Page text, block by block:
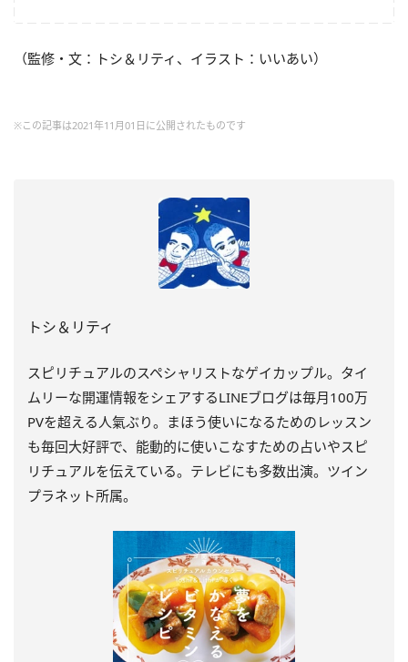
（監修・文：トシ＆リティ、イラスト：いいあい）
※この記事は2021年11月01日に公開されたものです
トシ＆リティ
スピリチュアルのスペシャリストなゲイカップル。タイ
ムリーな開運情報をシェアするLINEブログは毎月100万
PVを超える人氣ぶり。まほう使いになるためのレッスン
も毎回大好評で、能動的に使いこなすための占いやスピ
リチュアルを伝えている。テレビにも多数出演。ツイン
プラネット所属。